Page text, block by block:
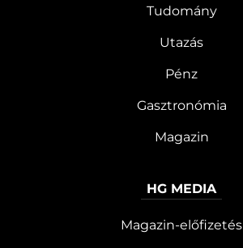
Tudomány
Utazás
Pénz
Gasztronómia
Magazin
HG MEDIA
Magazin-előfizetés